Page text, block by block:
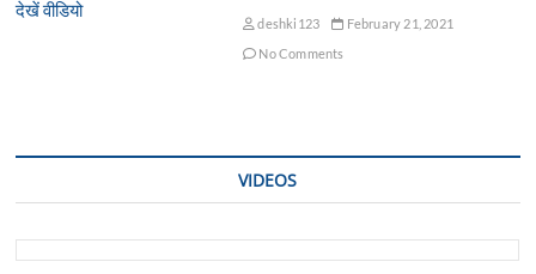
deshki123
February 21, 2021
No Comments
VIDEOS